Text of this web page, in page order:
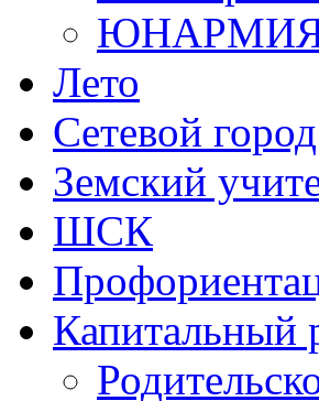
Земский
ШСК
Школьный